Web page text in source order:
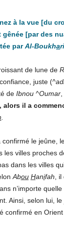
à la vue [du
gênée [par des
parAl-Boukha
de lune de
juste (
de Ibnou ^Oumar,
alors il a
confirmé le jeûne,
les villes proches
dans les villes
Abou Hanifah ,
n’importe
Ainsi, selon lui,
confirmé en Orient